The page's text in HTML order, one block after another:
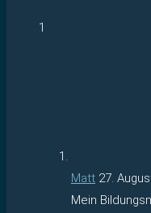
1
Matt 27.
Mein